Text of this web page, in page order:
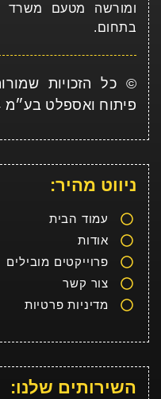
ומורשה מטעם משרד
בתחום.
© כל הזכויות
פיתוח ואספלט בע״מ 2024
ניווט מהיר:
עמוד הבית
אודות
פרוייקטים מובילים
צור קשר
מדיניות פרטיות
השירותים שלנו: